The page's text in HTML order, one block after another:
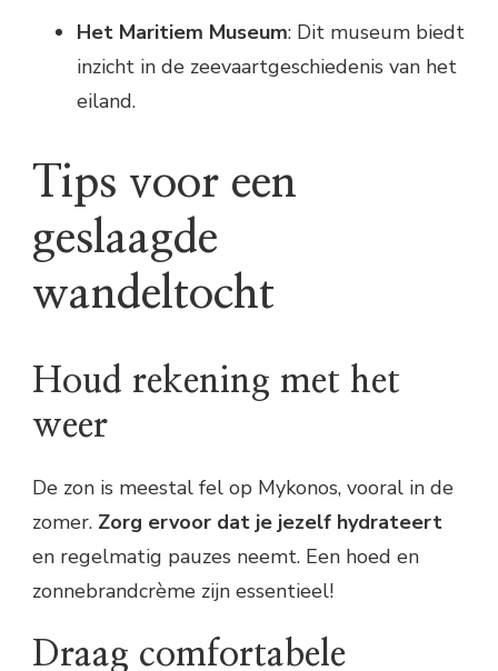
Het Maritiem Museum: Dit museum biedt
inzicht in de zeevaartgeschiedenis van het
eiland.
Tips voor een
geslaagde
wandeltocht
Houd rekening met het
weer
De zon is meestal fel op Mykonos, vooral in de
zomer. Zorg ervoor dat je jezelf hydrateert
en regelmatig pauzes neemt. Een hoed en
zonnebrandcrème zijn essentieel!
Draag comfortabele